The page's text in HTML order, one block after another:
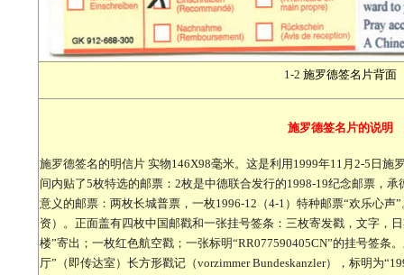
1-2 施罗德签名片背面
施罗德签名片的说明
施罗德签名的明信片 实物146X98毫米。这是利用1999年11月2-5日施
间内贴了5枚特选的邮票：2枚是中德联合发行的1998-19纪念邮票，
意义的邮票：两枚长城普票，一枚1996-12（4-1）特种邮票“欢乐心声
资）。正面盖有四枚中国邮戳和一张挂号签条：三枚寄发戳，文字，
楼”寄出；一枚红色航空戳；一张标明“RR077590405CN”的挂号签条
厅”（即传达室）长方形戳记（vorzimmer Bundeskanzler），标明为